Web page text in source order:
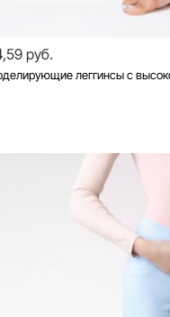
руб.
леггинсы с